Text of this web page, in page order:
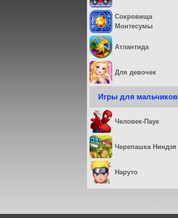
Сокровища
Монтесумы
Атлантида
Для девочек
Игры для мальчиков
Человек-Паук
Черепашка Ниндзя
Наруто